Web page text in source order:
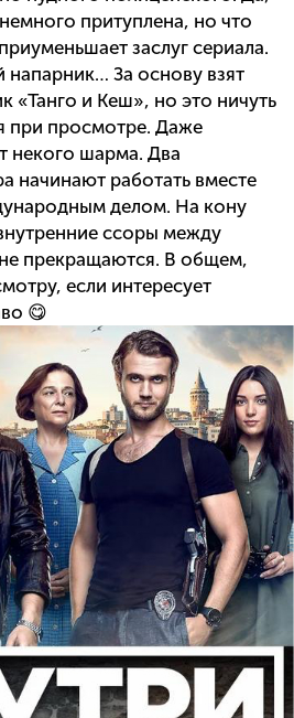
притуплена, но что
заслуг сериала.
напарник… За основу взят
«Танго и Кеш», но это ничуть
при просмотре. Даже
некого шарма. Два
начинают работать вместе
делом. На кону
ссоры между
прекращаются. В общем,
если интересует
😋